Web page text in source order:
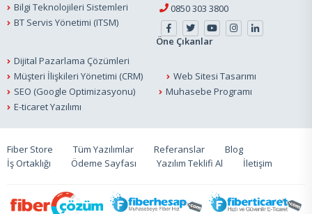
Bilgi Teknolojileri Sistemleri
BT Servis Yönetimi (ITSM)
0850 303 3800
Öne Çıkanlar
Dijital Pazarlama Çözümleri
Müşteri İlişkileri Yönetimi (CRM)
Web Sitesi Tasarımı
SEO (Google Optimizasyonu)
Muhasebe Programı
E-ticaret Yazılımı
Fiber Store Tüm Yazılımlar Referanslar
Blog
İş Ortaklığı
Ödeme Sayfası Yazılım Teklifi Al İletişim